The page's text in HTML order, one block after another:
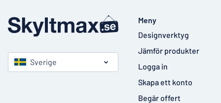
Sverige
Meny
Designverktyg
Jämför produkter
Logga in
Skapa ett konto
Begär offert